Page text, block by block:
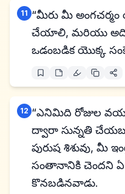
11 “మీరు మీ
చేయాలి, మరియు
ఒడంబడిక యొక్క
12 “ఎనిమిది రోజుల
ద్వారా సున్నతి
పురుష శిశువు, మీ
సంతానానికి చెందని
కొనబడినవాడు.